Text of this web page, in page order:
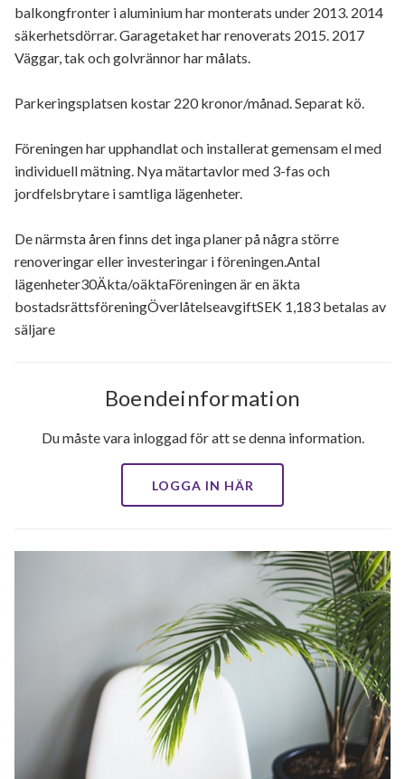
balkongfronter i aluminium har monterats under 2013. 2014
säkerhetsdörrar. Garagetaket har renoverats 2015. 2017
Väggar, tak och golvrännor har målats.
Parkeringsplatsen kostar 220 kronor/månad. Separat kö.
Föreningen har upphandlat och installerat gemensam el med
individuell mätning. Nya mätartavlor med 3-fas och
jordfelsbrytare i samtliga lägenheter.
De närmsta åren finns det inga planer på några större
renoveringar eller investeringar i föreningen.Antal
lägenheter30Äkta/oäktaFöreningen är en äkta
bostadsrättsföreningÖverlåtelseavgiftSEK 1,183 betalas av
säljare
Boendeinformation
Du måste vara inloggad för att se denna information.
LOGGA IN HÄR